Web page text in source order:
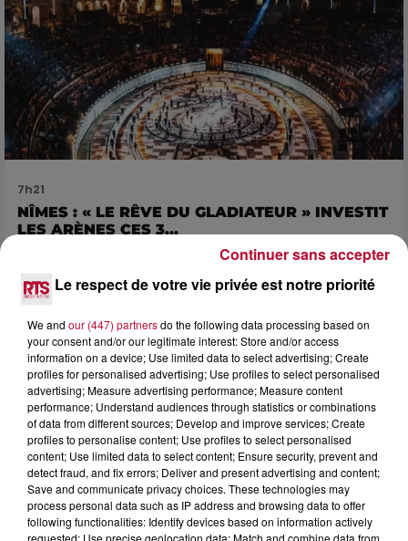
7h21
NÎMES : « LE RÊVE DU GLADIATEUR » INVESTIT
LES ARÈNES CES 3...
Après un franc succès l'été dernier, le spectacle « Le Rêve
du gladiateur » revient illuminer l'amphithéâtre romain les 6,
7 et 8 août. Une fresque nocturne...
Le respect de votre vie privée est notre priorité
We and our (447) partnersdo the following data processing based on
your consent and/or our legitimate interest: Store and/or access
information on a device; Use limited data to select advertising; Create
profiles for personalised advertising; Use profiles to select personalised
advertising; Measure advertising performance; Measure content
performance; Understand audiences through statistics or combinations
of data from different sources; Develop and improve services; Create
profiles to personalise content; Use profiles to select personalised
content; Use limited data to select content; Ensure security, prevent and
detect fraud, and fix errors; Deliver and present advertising and content;
Save and communicate privacy choices. These technologies may
process personal data such as IP address and browsing data to offer
following functionalities: Identify devices based on information actively
requested; Use precise geolocation data; Match and combine data from
Continuer sans accepter